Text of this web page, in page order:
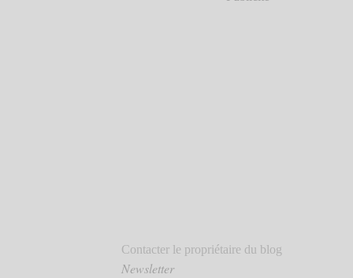
Contacter le propriétaire du blog
Newsletter